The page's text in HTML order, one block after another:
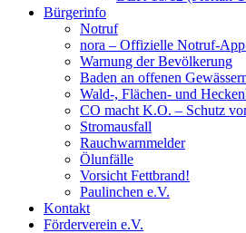
Bürgerinfo
Notruf
nora – Offizielle Notruf-App
Warnung der Bevölkerung
Baden an offenen
Wald-, Flächen- und
CO macht K.O. – Schutz
Stromausfall
Rauchwarnmelder
Ölunfälle
Vorsicht Fettbrand!
Paulinchen e.V.
Kontakt
Förderverein e.V.